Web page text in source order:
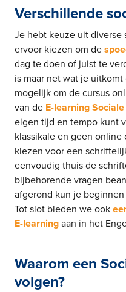
Verschillende
Je hebt keuze uit diverse
ervoor kiezen om de
dag te doen of juist te
is maar net wat je
mogelijk om de cursus
van de E-learning
eigen tijd en tempo kunt
klassikale en geen
kiezen voor een
eenvoudig thuis de
bijbehorende vragen
afgerond kun je
Tot slot bieden we ook
E-learning aan in het
Waarom een
volgen?